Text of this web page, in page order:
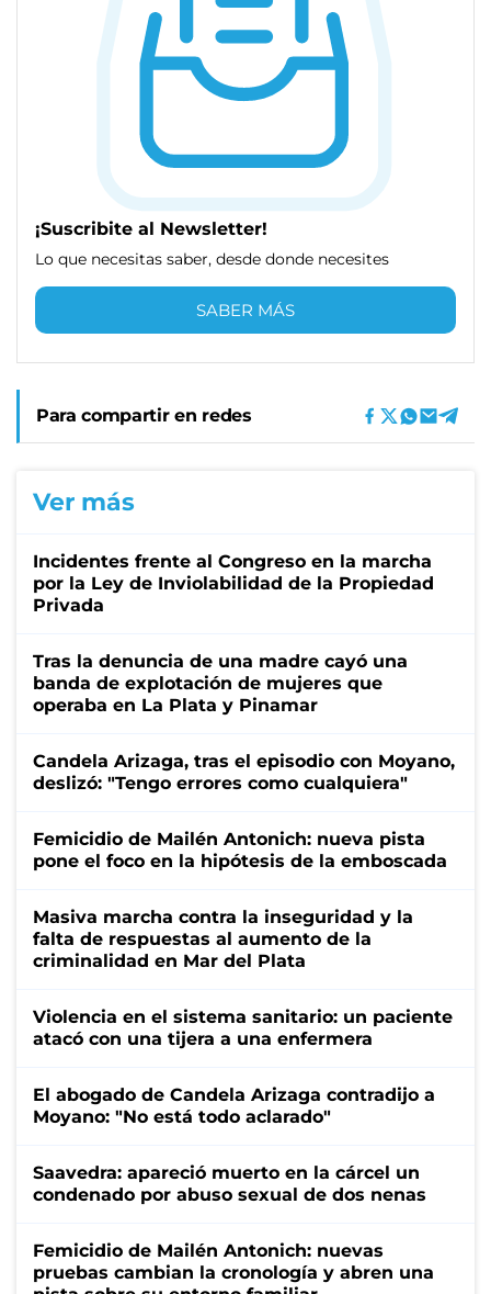
¡Suscribite al Newsletter!
Lo que necesitas saber, desde donde necesites
SABER MÁS
Para compartir en redes
Ver más
Incidentes frente al Congreso en la marcha
por la Ley de Inviolabilidad de la Propiedad
Privada
Tras la denuncia de una madre cayó una
banda de explotación de mujeres que
operaba en La Plata y Pinamar
Candela Arizaga, tras el episodio con Moyano,
deslizó: "Tengo errores como cualquiera"
Femicidio de Mailén Antonich: nueva pista
pone el foco en la hipótesis de la emboscada
Masiva marcha contra la inseguridad y la
falta de respuestas al aumento de la
criminalidad en Mar del Plata
Violencia en el sistema sanitario: un paciente
atacó con una tijera a una enfermera
El abogado de Candela Arizaga contradijo a
Moyano: "No está todo aclarado"
Saavedra: apareció muerto en la cárcel un
condenado por abuso sexual de dos nenas
Femicidio de Mailén Antonich: nuevas
pruebas cambian la cronología y abren una